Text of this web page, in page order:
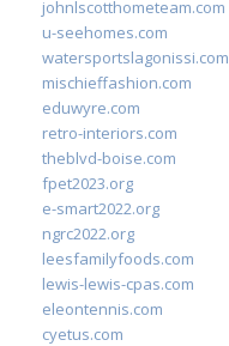
johnlscotthometeam.com
u-seehomes.com
watersportslagonissi.com
mischieffashion.com
eduwyre.com
retro-interiors.com
theblvd-boise.com
fpet2023.org
e-smart2022.org
ngrc2022.org
leesfamilyfoods.com
lewis-lewis-cpas.com
eleontennis.com
cyetus.com